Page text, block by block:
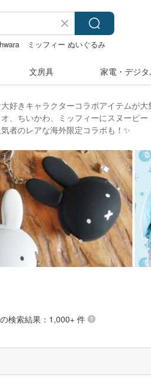
hwara
ミッフィー ぬいぐるみ
文房具 家電・デジ
好きキャラクターコラボアイテムが大
、ちいかわ、ミッフィーにスヌーピー
者のレアな海外限定コラボも！✨
検索結果：1,000+ 件